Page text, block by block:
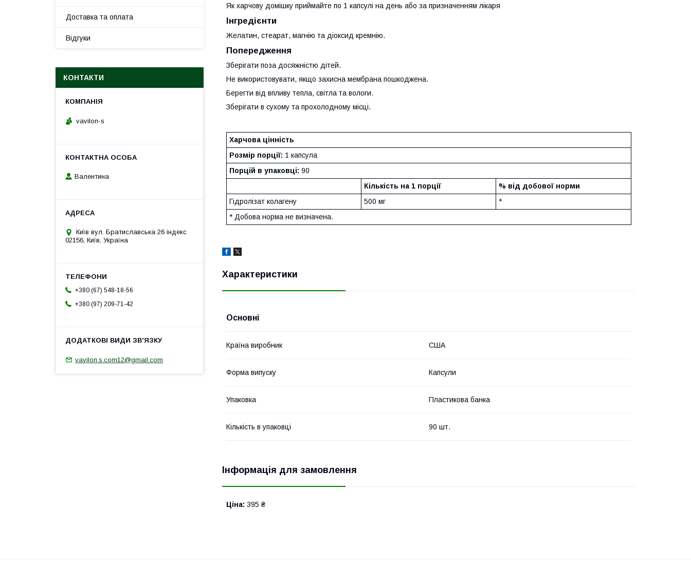
Як харчову домішку приймайте по 1 капсулі на день або за призначенням лікаря
Інгредієнти
Желатин, стеарат, магнію та діоксид кремнію.
Попередження
Зберігати поза досяжністю дітей.
Не використовувати, якщо захисна мембрана пошкоджена.
Берегти від впливу тепла, світла та вологи.
Зберігати в сухому та прохолодному місці.
Харчова цінність
Розмір порції: 1 капсула
Порцій в упаковці: 90
Кількість на 1 порції
% від добової норми
Гідролізат колагену
500 мг
*
* Добова норма не визначена.
Характеристики
Основні
Країна виробник США
Форма випуску Капсули
Упаковка Пластикова банка
Кількість в упаковці 90 шт.
Інформація для замовлення
Ціна: 395 ₴
Доставка та оплата
Відгуки
КОНТАКТИ
vavilon-s
Валентина
Київ вул. Братиславська 26 індекс
02156, Київ, Україна
+380 (67) 548-18-56
+380 (97) 209-71-42
vavilon.s.com12@gmail.com